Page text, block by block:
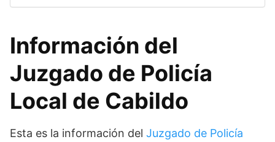
Información del
Juzgado de Policía
Local de Cabildo
Esta es la información del Juzgado de Policía